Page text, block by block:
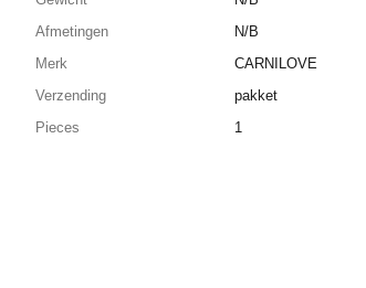
Afmetingen
N/B
Merk
CARNILOVE
Verzending
pakket
Pieces
1